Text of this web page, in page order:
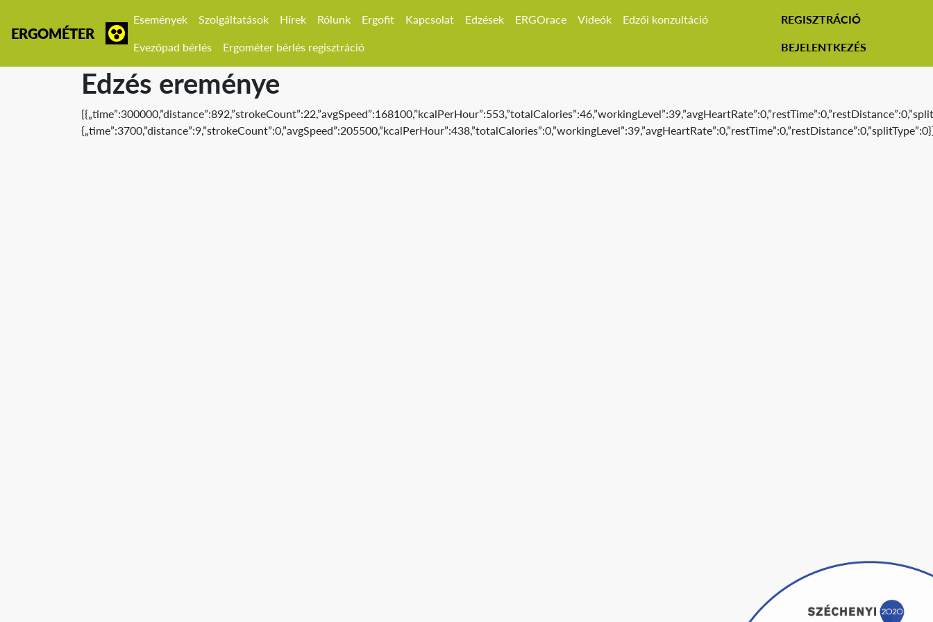
ERGOMÉTER
Események Szolgáltatások Hírek Rólunk Ergofit Kapcsolat Edzések ERGOrace Videók Edzői konzultáció
Evezőpad bérlés Ergométer bérlés regisztráció
REGISZTRÁCIÓ
BEJELENTKEZÉS
Edzés ereménye